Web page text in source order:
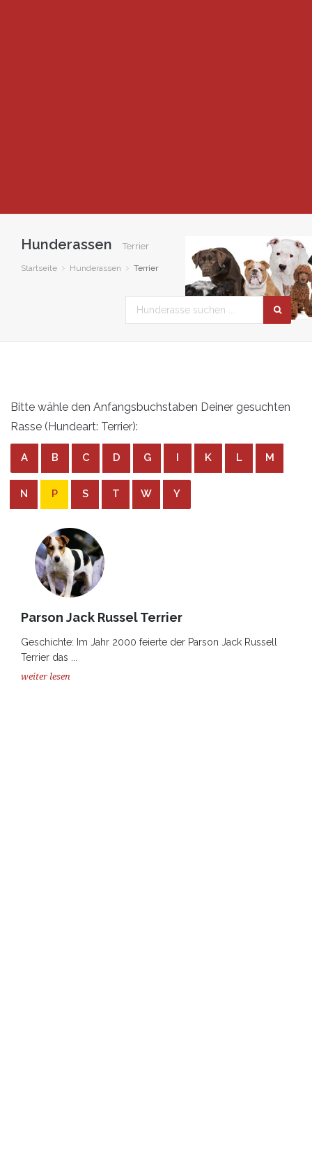
Hunderassen Terrier
Startseite Hunderassen Terrier
Bitte wähle den Anfangsbuchstaben Deiner gesuchten
Rasse (Hundeart: Terrier):
A B C D G I K L M
N P S T W Y
Parson Jack Russel Terrier
Geschichte: Im Jahr 2000 feierte der Parson Jack Russell
Terrier das ...
weiter lesen